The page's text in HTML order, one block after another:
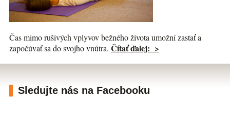
Čas mimo rušivých vplyvov bežného života umožní zastať a
započúvať sa do svojho vnútra. Čítať ďalej: >
Sledujte nás na Facebooku